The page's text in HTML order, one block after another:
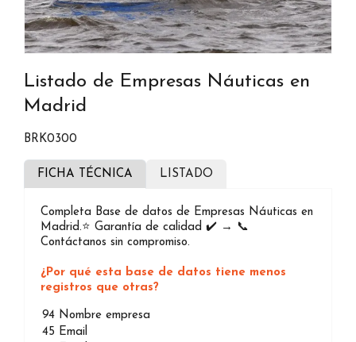
Listado de Empresas Náuticas en
Madrid
BRK0300
FICHA TÉCNICA LISTADO
Completa Base de datos de Empresas Náuticas en
Madrid.⭐️ Garantía de calidad ✔️ → 📞
Contáctanos sin compromiso.
¿Por qué esta base de datos tiene menos
registros que otras?
94 Nombre empresa
45 Email